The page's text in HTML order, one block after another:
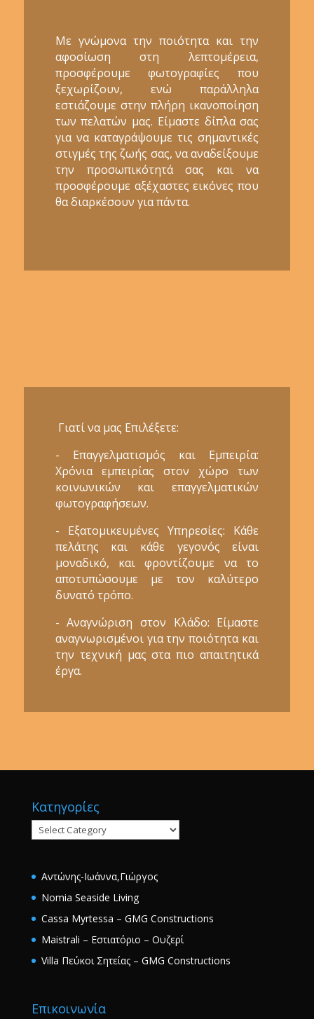
Με γνώμονα την ποιότητα και την
αφοσίωση στη λεπτομέρεια,
προσφέρουμε φωτογραφίες που
ξεχωρίζουν, ενώ παράλληλα
εστιάζουμε στην πλήρη ικανοποίηση
των πελατών μας. Είμαστε δίπλα σας
για να καταγράψουμε τις σημαντικές
στιγμές της ζωής σας, να αναδείξουμε
την προσωπικότητά σας και να
προσφέρουμε αξέχαστες εικόνες που
θα διαρκέσουν για πάντα.
Γιατί να μας Επιλέξετε:
- Επαγγελματισμός και Εμπειρία:
Χρόνια εμπειρίας στον χώρο των
κοινωνικών και επαγγελματικών
φωτογραφήσεων.
- Εξατομικευμένες Υπηρεσίες: Κάθε
πελάτης και κάθε γεγονός είναι
μοναδικό, και φροντίζουμε να το
αποτυπώσουμε με τον καλύτερο
δυνατό τρόπο.
- Αναγνώριση στον Κλάδο: Είμαστε
αναγνωρισμένοι για την ποιότητα και
την τεχνική μας στα πιο απαιτητικά
έργα.
Κατηγορίες
Κατηγορίες
Αντώνης-Ιωάννα,Γιώργος
Nomia Seaside Living
Cassa Myrtessa – GMG Constructions
Maistrali – Εστιατόριο – Ουζερί
Villa Πεύκοι Σητείας – GMG Constructions
Επικοινωνία